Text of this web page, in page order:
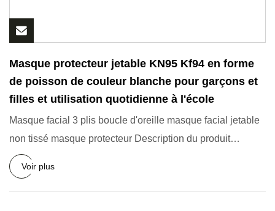
Masque protecteur jetable KN95 Kf94 en forme
de poisson de couleur blanche pour garçons et
filles et utilisation quotidienne à l'école
Masque facial 3 plis boucle d'oreille masque facial jetable
non tissé masque protecteur Description du produit
Produits
Voir plus